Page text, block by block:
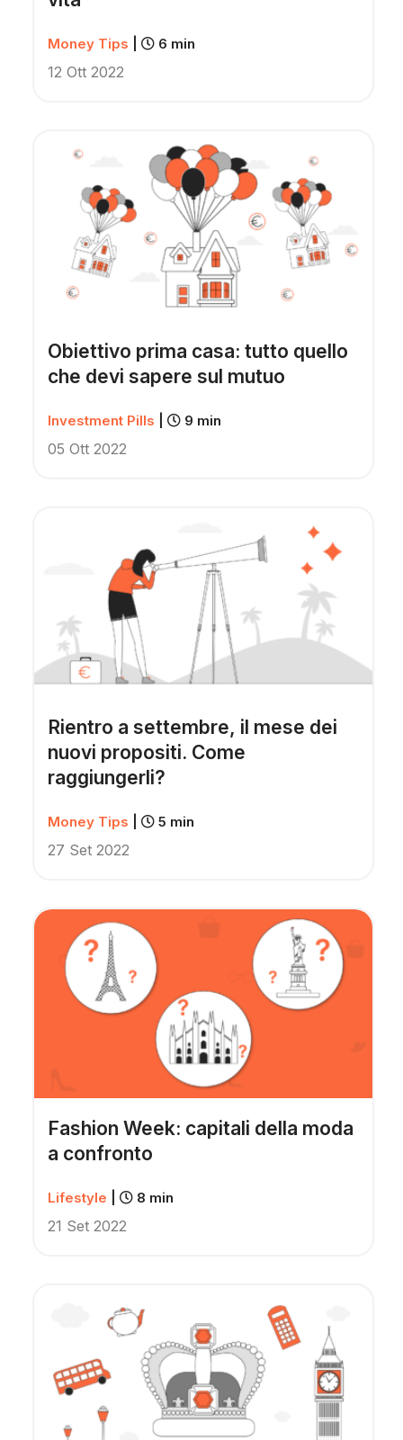
Money Tips 6 min
12 Ott 2022
Obiettivo prima casa: tutto quello
che devi sapere sul mutuo
Investment Pills 9 min
05 Ott 2022
Rientro a settembre, il mese dei
nuovi propositi. Come
raggiungerli?
Money Tips 5 min
27 Set 2022
Fashion Week: capitali della moda
a confronto
Lifestyle 8 min
21 Set 2022